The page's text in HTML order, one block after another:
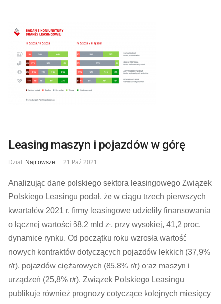
Leasing maszyn i pojazdów w górę
Dział: Najnowsze 21 Paź 2021
Analizując dane polskiego sektora leasingowego Związek
Polskiego Leasingu podał, że w ciągu trzech pierwszych
kwartałów 2021 r. firmy leasingowe udzieliły finansowania
o łącznej wartości 68,2 mld zł, przy wysokiej, 41,2 proc.
dynamice rynku. Od początku roku wzrosła wartość
nowych kontraktów dotyczących pojazdów lekkich (37,9%
r/r), pojazdów ciężarowych (85,8% r/r) oraz maszyn i
urządzeń (25,8% r/r). Związek Polskiego Leasingu
publikuje również prognozy dotyczące kolejnych miesięcy